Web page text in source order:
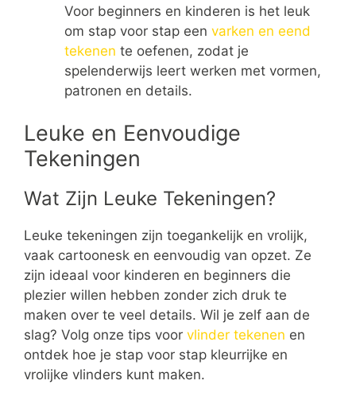
Voor beginners en kinderen is het leuk
om stap voor stap een varken en eend
tekenen te oefenen, zodat je
spelenderwijs leert werken met vormen,
patronen en details.
Leuke en Eenvoudige
Tekeningen
Wat Zijn Leuke Tekeningen?
Leuke tekeningen zijn toegankelijk en vrolijk,
vaak cartoonesk en eenvoudig van opzet. Ze
zijn ideaal voor kinderen en beginners die
plezier willen hebben zonder zich druk te
maken over te veel details. Wil je zelf aan de
slag? Volg onze tips voor vlinder tekenen en
ontdek hoe je stap voor stap kleurrijke en
vrolijke vlinders kunt maken.